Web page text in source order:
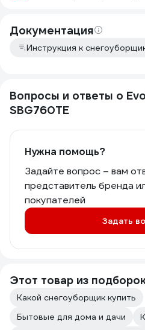
Документация
Инструкция к
Вопросы и ответы о
SBG760TE
Нужна помощь?
Задайте вопрос – вам
представитель бренда
покупателей
Задать
Этот товар из
Какой снегоуборщик купить
Бытовые для дома и дачи